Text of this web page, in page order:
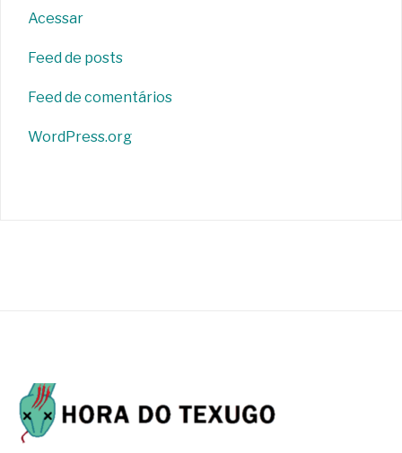
Acessar
Feed de posts
Feed de comentários
WordPress.org